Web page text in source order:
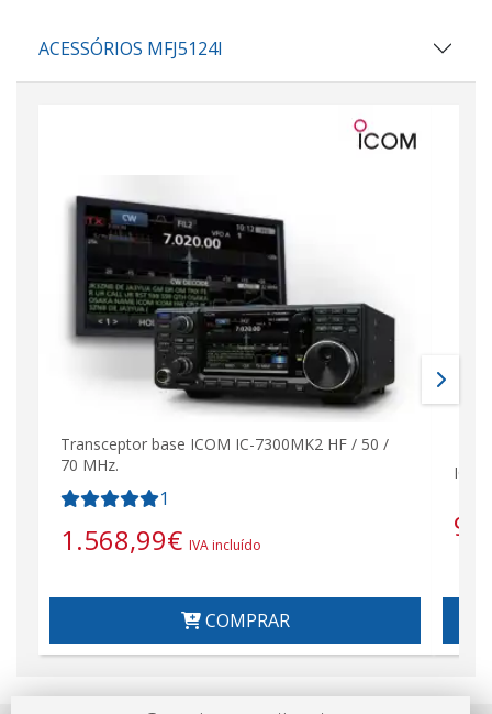
ACESSÓRIOS MFJ5124I
Transceptor base ICOM IC-7300MK2 HF / 50 /
70 MHz.
1
1.568,99€ IVA incluído
COMPRAR